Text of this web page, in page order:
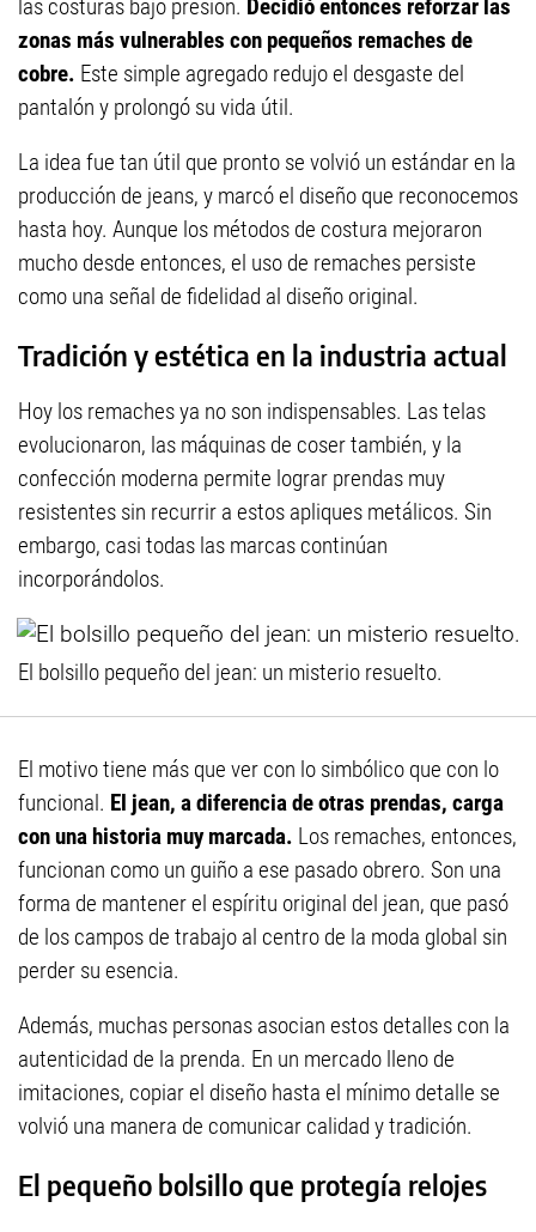
las costuras bajo presión. Decidió entonces reforzar las
zonas más vulnerables con pequeños remaches de
cobre. Este simple agregado redujo el desgaste del
pantalón y prolongó su vida útil.
La idea fue tan útil que pronto se volvió un estándar en la
producción de jeans, y marcó el diseño que reconocemos
hasta hoy. Aunque los métodos de costura mejoraron
mucho desde entonces, el uso de remaches persiste
como una señal de fidelidad al diseño original.
Tradición y estética en la industria actual
Hoy los remaches ya no son indispensables. Las telas
evolucionaron, las máquinas de coser también, y la
confección moderna permite lograr prendas muy
resistentes sin recurrir a estos apliques metálicos. Sin
embargo, casi todas las marcas continúan
incorporándolos.
El bolsillo pequeño del jean: un misterio resuelto.
El motivo tiene más que ver con lo simbólico que con lo
funcional. El jean, a diferencia de otras prendas, carga
con una historia muy marcada. Los remaches, entonces,
funcionan como un guiño a ese pasado obrero. Son una
forma de mantener el espíritu original del jean, que pasó
de los campos de trabajo al centro de la moda global sin
perder su esencia.
Además, muchas personas asocian estos detalles con la
autenticidad de la prenda. En un mercado lleno de
imitaciones, copiar el diseño hasta el mínimo detalle se
volvió una manera de comunicar calidad y tradición.
El pequeño bolsillo que protegía relojes